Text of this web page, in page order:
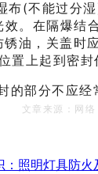
布(不能过分
。在隔爆结
油，关盖时
置上起到密封
的部分不应经
文章来源：网络
：照明灯具防火